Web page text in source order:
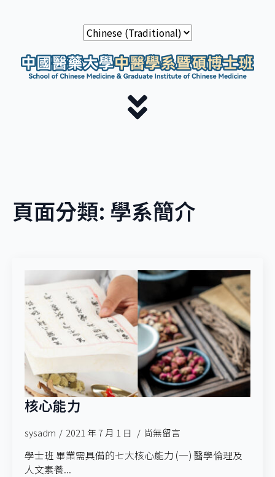
頁面分類: 學系簡介
核心能力
sysadm 2021 年 7 月 1 日 尚無留言
學士班 畢業需具備的七大核心能力 (一) 醫學倫理及
人文素養...